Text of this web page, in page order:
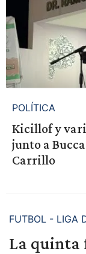
POLÍTICA
Kicillof y
junto a
Carrillo
FUTBOL - LIGA
La quinta